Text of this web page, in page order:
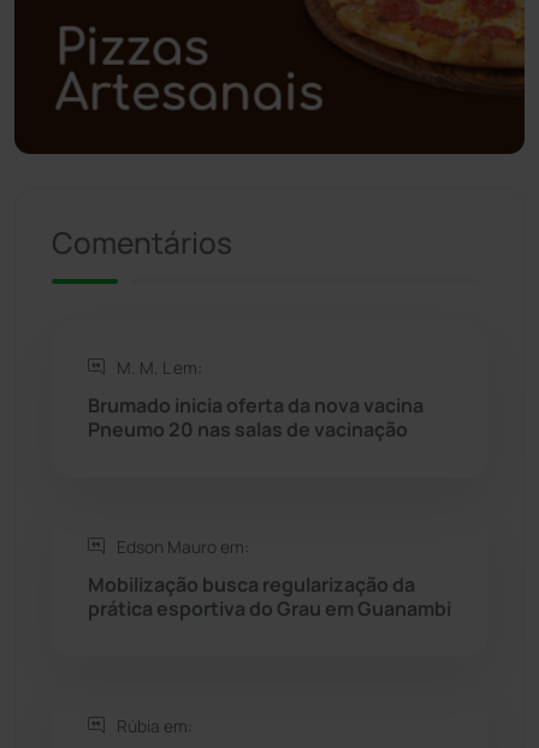
Polícia Militar (27)
Política
Riacho de Santana
Rio do Antônio
Rio do Pires
Seabra
Comentários
M. M. L em:
Brumado inicia oferta da nova vacina
Pneumo 20 nas salas de vacinação
Edson Mauro em:
Mobilização busca regularização da
prática esportiva do Grau em Guanambi
Rúbia em: